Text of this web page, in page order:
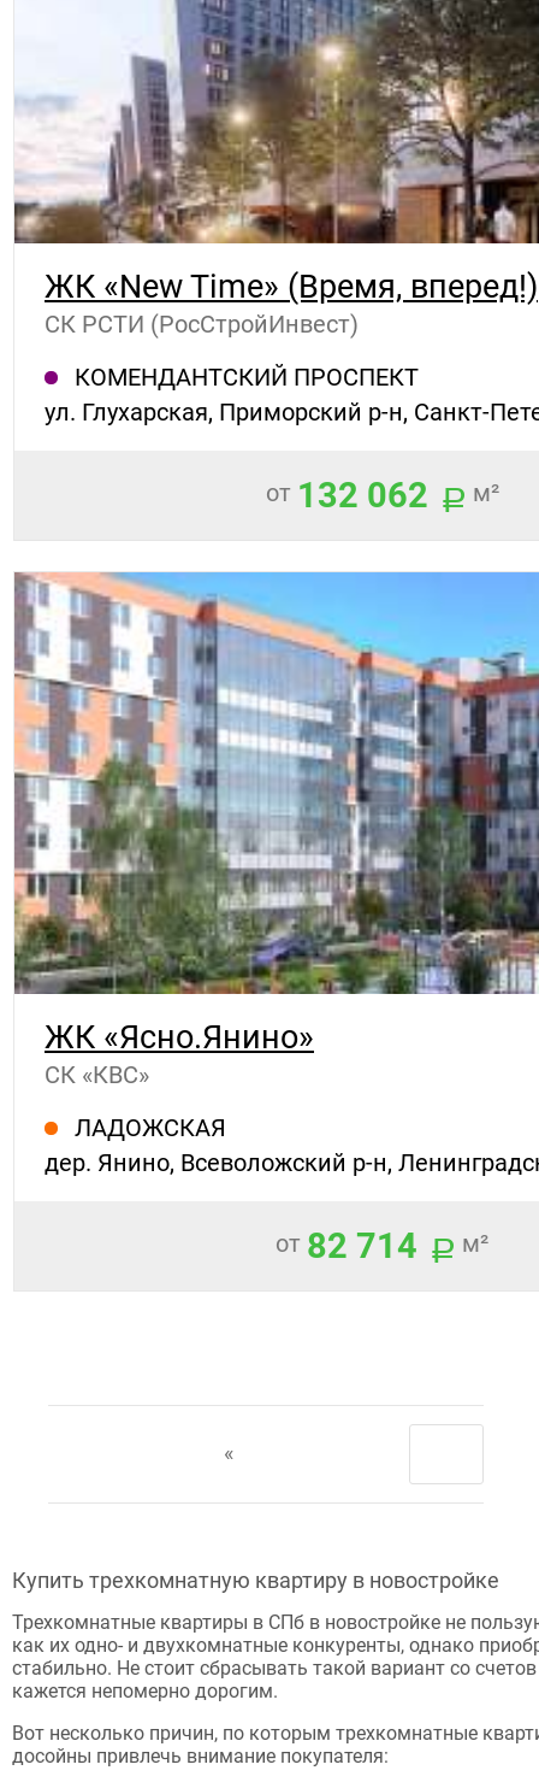
ЖК «New Time» (Время, вперед!)
СК РСТИ (РосСтройИнвест)
КОМЕНДАНТСКИЙ ПРОСПЕКТ
ул. Глухарская, Приморский р-н, Санкт-
от 132 062 м²
ЖК «Ясно.Янино»
СК «КВС»
ЛАДОЖСКАЯ
дер. Янино, Всеволожский р-н,
от 82 714 м²
«
Купить трехкомнатную квартиру в новостройке
Трехкомнатные квартиры в СПб в новостройке не
как их одно- и двухкомнатные конкуренты, однако
стабильно. Не стоит сбрасывать такой вариант со
кажется непомерно дорогим.
Вот несколько причин, по которым трехкомнатные
досойны привлечь внимание покупателя: